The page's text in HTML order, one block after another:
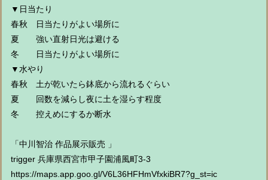
▼日当たり
春秋 日当たりがよい場所に
夏 強い直射日光は避ける
冬 日当たりがよい場所に
▼水やり
春秋 土が乾いたら鉢底から流れるぐらい
夏 回数を減らし夜に土を湿らす程度
冬 控えめにするか断水
「中川智治 作品展示販売 」
trigger 兵庫県西宮市甲子園浦風町3-3
https://maps.app.goo.gl/V6L36HFHmVfxkiBR7?g_st=ic